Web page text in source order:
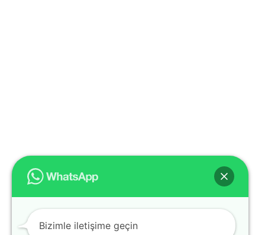
Bizimle iletişime geçin